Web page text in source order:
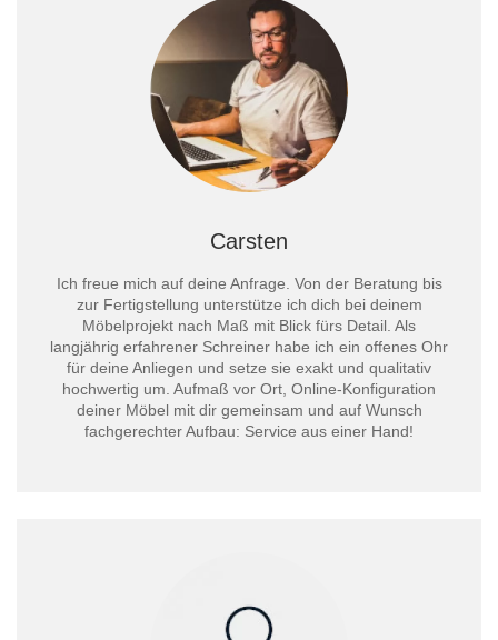
Carsten
Ich freue mich auf deine Anfrage. Von der Beratung bis
zur Fertigstellung unterstütze ich dich bei deinem
Möbelprojekt nach Maß mit Blick fürs Detail. Als
langjährig erfahrener Schreiner habe ich ein offenes Ohr
für deine Anliegen und setze sie exakt und qualitativ
hochwertig um. Aufmaß vor Ort, Online-Konfiguration
deiner Möbel mit dir gemeinsam und auf Wunsch
fachgerechter Aufbau: Service aus einer Hand!